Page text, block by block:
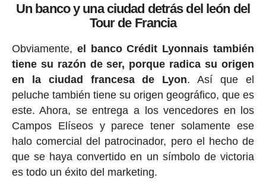
Un banco y una ciudad detrás del león del
Tour de Francia
Obviamente, el banco Crédit Lyonnais también
tiene su razón de ser, porque radica su origen
en la ciudad francesa de Lyon. Así que el
peluche también tiene su origen geográfico, que es
este. Ahora, se entrega a los vencedores en los
Campos Elíseos y parece tener solamente ese
halo comercial del patrocinador, pero el hecho de
que se haya convertido en un símbolo de victoria
es todo un éxito del marketing.